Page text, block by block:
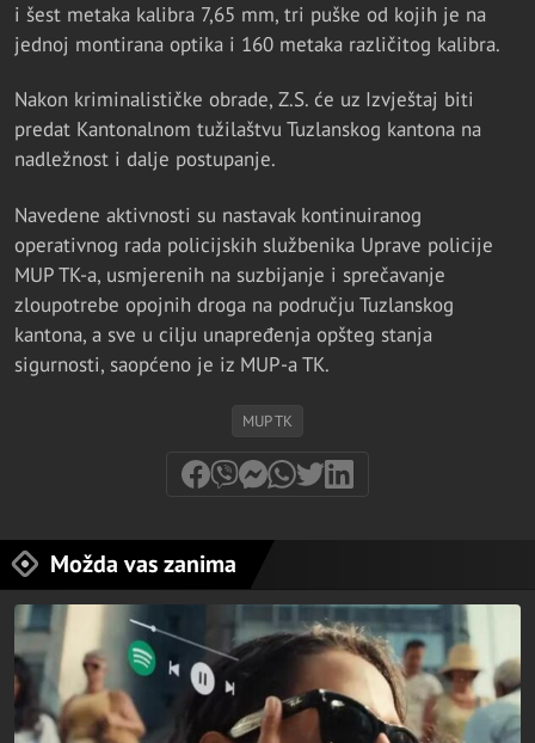
i šest metaka kalibra 7,65 mm, tri puške od kojih je na
jednoj montirana optika i 160 metaka različitog kalibra.
Nakon kriminalističke obrade, Z.S. će uz Izvještaj biti
predat Kantonalnom tužilaštvu Tuzlanskog kantona na
nadležnost i dalje postupanje.
Navedene aktivnosti su nastavak kontinuiranog
operativnog rada policijskih službenika Uprave policije
MUP TK-a, usmjerenih na suzbijanje i sprečavanje
zloupotrebe opojnih droga na području Tuzlanskog
kantona, a sve u cilju unapređenja opšteg stanja
sigurnosti, saopćeno je iz MUP-a TK.
MUP TK
Možda vas zanima